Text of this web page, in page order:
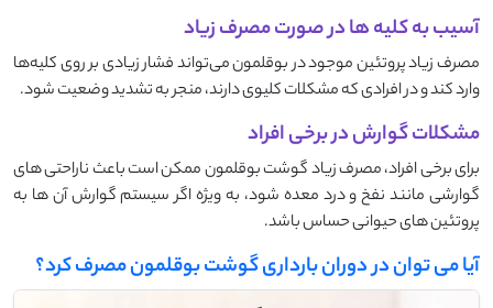
آسیب به کلیه ها در صورت مصرف زیاد
مصرف زیاد پروتئین موجود در بوقلمون می‌تواند فشار زیادی بر روی کلیه‌ها
وارد کند و در افرادی که مشکلات کلیوی دارند، منجر به تشدید وضعیت شود.
مشکلات گوارش در برخی افراد
برای برخی افراد، مصرف زیاد گوشت بوقلمون ممکن است باعث ناراحتی‌ های
گوارشی مانند نفخ و درد معده شود، به ویژه اگر سیستم گوارش آن‌ ها به
پروتئین‌ های حیوانی حساس باشد.
آیا می توان در دوران بارداری گوشت بوقلمون مصرف کرد؟